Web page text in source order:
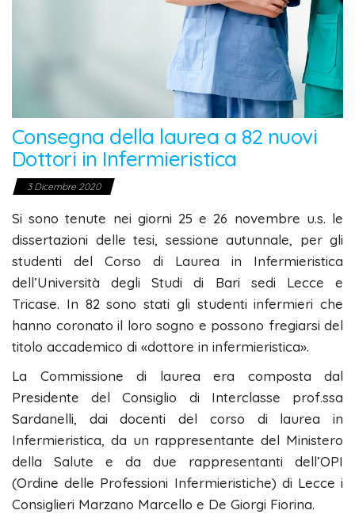
Consegna della laurea a 82 nuovi
Dottori in Infermieristica
3 Dicembre 2020
Si sono tenute nei giorni 25 e 26 novembre u.s. le
dissertazioni delle tesi, sessione autunnale, per gli
studenti del Corso di Laurea in Infermieristica
dell’Università degli Studi di Bari sedi Lecce e
Tricase. In 82 sono stati gli studenti infermieri che
hanno coronato il loro sogno e possono fregiarsi del
titolo accademico di «dottore in infermieristica».
La Commissione di laurea era composta dal
Presidente del Consiglio di Interclasse prof.ssa
Sardanelli, dai docenti del corso di laurea in
Infermieristica, da un rappresentante del Ministero
della Salute e da due rappresentanti dell’OPI
(Ordine delle Professioni Infermieristiche) di Lecce i
Consiglieri Marzano Marcello e De Giorgi Fiorina.